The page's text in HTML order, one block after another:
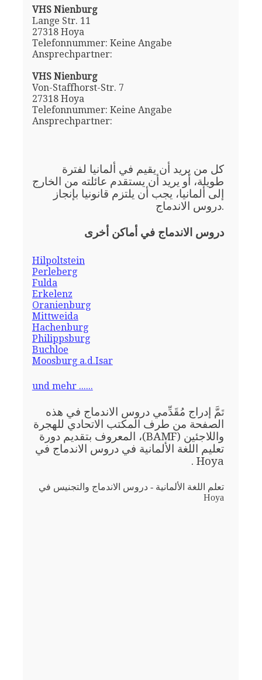
VHS Nienburg
Lange Str. 11
27318 Hoya
Telefonnummer: Keine Angabe
Ansprechpartner:
VHS Nienburg
Von-Staffhorst-Str. 7
27318 Hoya
Telefonnummer: Keine Angabe
Ansprechpartner:
كل من يريد أن يقيم في ألمانيا لفترة
طويلة، أو يريد أن يستقدم عائلته من الخارج
إلى ألمانيا، يجب أن يلتزم قانونيا بإنجاز
دروس الاندماج.
دروس الاندماج في أماكن أخرى
Hilpoltstein
Perleberg
Fulda
Erkelenz
Oranienburg
Mittweida
Hachenburg
Philippsburg
Buchloe
Moosburg a.d.Isar
und mehr ......
تَمَّ إدراج مُقَدِّمي دروس الاندماج في هذه
الصفحة من طرف المكتب الاتحادي للهجرة
واللاجئين (BAMF)، المعروف بتقديم دورة
تعليم اللغة الألمانية في دروس الاندماج في
Hoya .
تعلم اللغة الألمانية - دروس الاندماج والتجنيس في
Hoya